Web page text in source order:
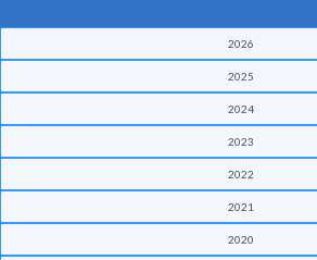
2026
2025
2024
2023
2022
2021
2020